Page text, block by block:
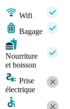
Wifi
Bagage
Nourriture
et boisson
Prise
électrique